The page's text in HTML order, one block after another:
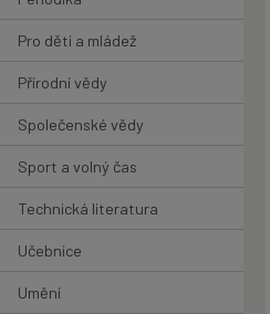
Pro děti a mládež
Přírodní vědy
Společenské vědy
Sport a volný čas
Technická literatura
Učebnice
Umění